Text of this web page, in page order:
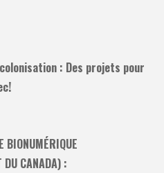
: Des projets pour
BIONUMÉRIQUE
DU CANADA) :